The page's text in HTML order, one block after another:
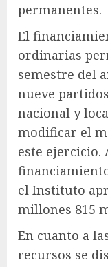
permanentes.
El
ordinarias
semestre del
nueve
nacional y
modificar el
este ejercicio.
el Instituto
millones 815
En cuanto a
recursos se